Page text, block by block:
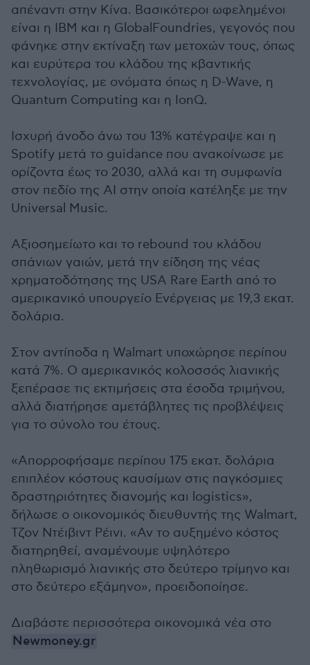
απέναντι στην Κίνα. Βασικότεροι ωφελημένοι
είναι η IBM και η GlobalFoundries, γεγονός που
φάνηκε στην εκτίναξη των μετοχών τους, όπως
και ευρύτερα του κλάδου της κβαντικής
τεχνολογίας, με ονόματα όπως η D-Wave, η
Quantum Computing και η IonQ.
Ισχυρή άνοδο άνω του 13% κατέγραψε και η
Spotify μετά το guidance που ανακοίνωσε με
ορίζοντα έως το 2030, αλλά και τη συμφωνία
στον πεδίο της ΑΙ στην οποία κατέληξε με την
Universal Music.
Αξιοσημείωτο και το rebound του κλάδου
σπάνιων γαιών, μετά την είδηση της νέας
χρηματοδότησης της USA Rare Earth από το
αμερικανικό υπουργείο Ενέργειας με 19,3 εκατ.
δολάρια.
Στον αντίποδα η Walmart υποχώρησε περίπου
κατά 7%. Ο αμερικανικός κολοσσός λιανικής
ξεπέρασε τις εκτιμήσεις στα έσοδα τριμήνου,
αλλά διατήρησε αμετάβλητες τις προβλέψεις
για το σύνολο του έτους.
«Απορροφήσαμε περίπου 175 εκατ. δολάρια
επιπλέον κόστους καυσίμων στις παγκόσμιες
δραστηριότητες διανομής και logistics»,
δήλωσε ο οικονομικός διευθυντής της Walmart,
Τζον Ντέιβιντ Ρέινι. «Αν το αυξημένο κόστος
διατηρηθεί, αναμένουμε υψηλότερο
πληθωρισμό λιανικής στο δεύτερο τρίμηνο και
στο δεύτερο εξάμηνο», προειδοποίησε.
Διαβάστε περισσότερα οικονομικά νέα στο
Newmoney.gr